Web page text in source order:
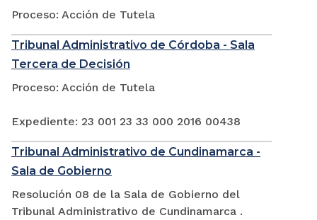
Proceso: Acción de Tutela
Tribunal Administrativo de Córdoba - Sala
Tercera de Decisión
Proceso: Acción de Tutela
Expediente: 23 001 23 33 000 2016 00438
Tribunal Administrativo de Cundinamarca -
Sala de Gobierno
Resolución 08 de la Sala de Gobierno del
Tribunal Administrativo de Cundinamarca .